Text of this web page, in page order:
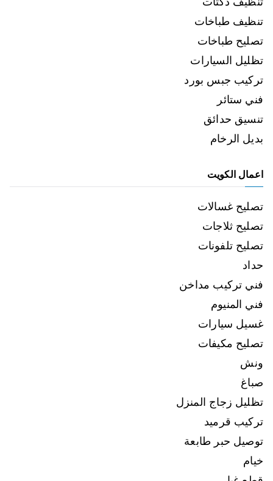
تنظيف طباخات
تصليح طباخات
تظليل السيارات
تركيب جبس بورد
فني ستائر
تنسيق حدائق
بديل الرخام
اعمال الكويت
تصليح غسالات
تصليح ثلاجات
تصليح تلفونات
حداد
فني تركيب مداخن
فني المنيوم
غسيل سيارات
تصليح مكيفات
ونش
صباغ
تظليل زجاج المنزل
تركيب قرميد
توصيل حبر طابعة
خيام